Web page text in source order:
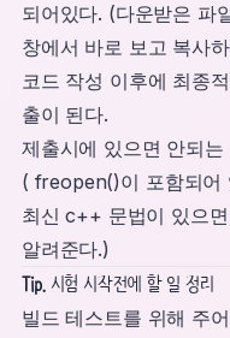
되어있다. (다운받은 파
창에서 바로 보고 복사
코드 작성 이후에 최종
출이 된다.
제출시에 있으면 안되
( freopen()이 포함되어
최신 c++ 문법이 있으
알려준다.)
Tip.시험 시작전에 할 일 정리
빌드 테스트를 위해 주